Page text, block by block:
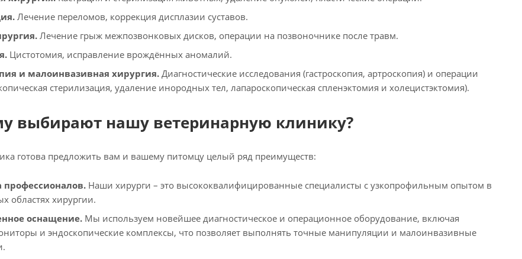
Лечение переломов, коррекция дисплазии суставов.
Лечение грыж межпозвонковых дисков, операции на позвоночнике после травм.
Цистотомия, исправление врождённых аномалий.
и малоинвазивная хирургия. Диагностические исследования (гастроскопия, артроскопия) и операции
стерилизация, удаление инородных тел, лапароскопическая спленэктомия и холецистэктомия).
выбирают нашу ветеринарную клинику?
готова предложить вам и вашему питомцу целый ряд преимуществ:
профессионалов. Наши хирурги – это высококвалифицированные специалисты с узкопрофильным опытом в
областях хирургии.
оснащение. Мы используем новейшее диагностическое и операционное оборудование, включая
и эндоскопические комплексы, что позволяет выполнять точные манипуляции и малоинвазивные